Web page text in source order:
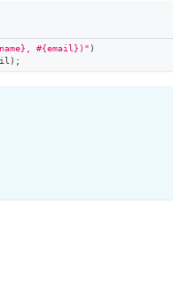
#{email})" )
) ;